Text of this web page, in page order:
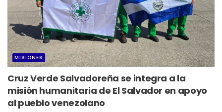
MISIONES
Cruz Verde Salvadoreña se integra a la
misión humanitaria de El Salvador en apoyo
al pueblo venezolano